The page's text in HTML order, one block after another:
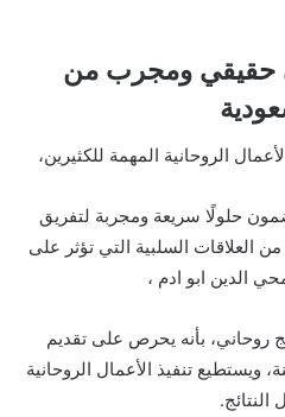
حقيقي ومجرب من
الروحانية المهمة للكثيرين،
حلولًا سريعة ومجربة لتفريق
العلاقات السلبية التي تؤثر على
الدين ابو ادم ،
بأنه يحرص على تقديم
ويستطيع تنفيذ الأعمال الروحانية